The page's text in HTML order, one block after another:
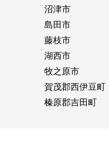
沼津市
島田市
藤枝市
湖西市
牧之原市
賀茂郡西伊豆町
榛原郡吉田町